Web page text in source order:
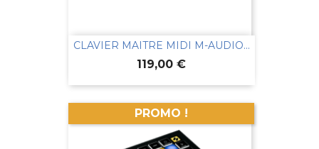
CLAVIER MAITRE MIDI M-AUDIO...
Prix
119,00 €
PROMO !